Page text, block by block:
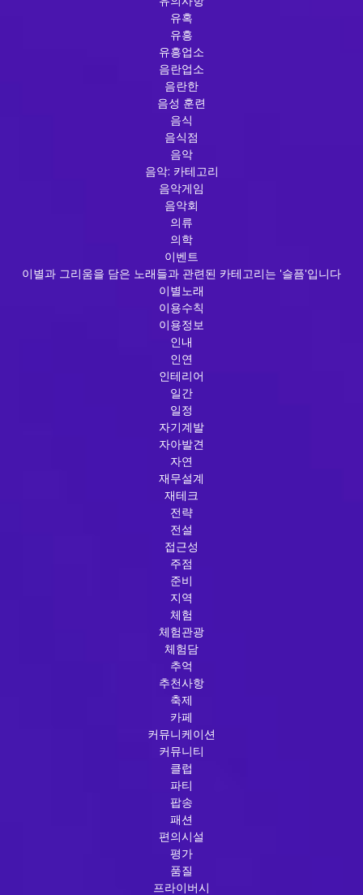
유혹
유흥
유흥업소
음란업소
음란한
음성 훈련
음식
음식점
음악
음악: 카테고리
음악게임
음악회
의류
의학
이벤트
이별과 그리움을 담은 노래들과 관련된 카테고리는 '슬픔'입니다
이별노래
이용수칙
이용정보
인내
인연
인테리어
일간
일정
자기계발
자아발견
자연
재무설계
재테크
전략
전설
접근성
주점
준비
지역
체험
체험관광
체험담
추억
추천사항
축제
카페
커뮤니케이션
커뮤니티
클럽
파티
팝송
패션
편의시설
평가
품질
프라이버시